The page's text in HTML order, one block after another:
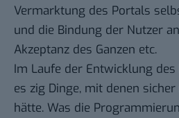
Vermarktung des Portals
und die Bindung der Nutzer
Akzeptanz des Ganzen etc.
Im Laufe der Entwicklung
es zig Dinge, mit denen
hätte. Was die